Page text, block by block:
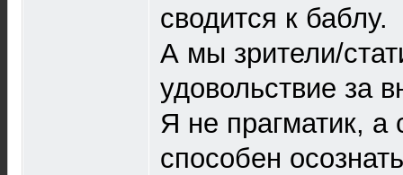
сводится к баблу.
А мы зрители/
удовольствие за
Я не прагматик, а
способен